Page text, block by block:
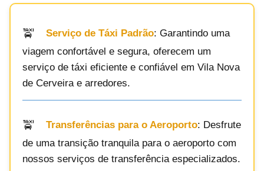
Serviço de Táxi Padrão: Garantindo uma
viagem confortável e segura, oferecem um
serviço de táxi eficiente e confiável em Vila Nova
de Cerveira e arredores.
Transferências para o Aeroporto: Desfrute
de uma transição tranquila para o aeroporto com
nossos serviços de transferência especializados.